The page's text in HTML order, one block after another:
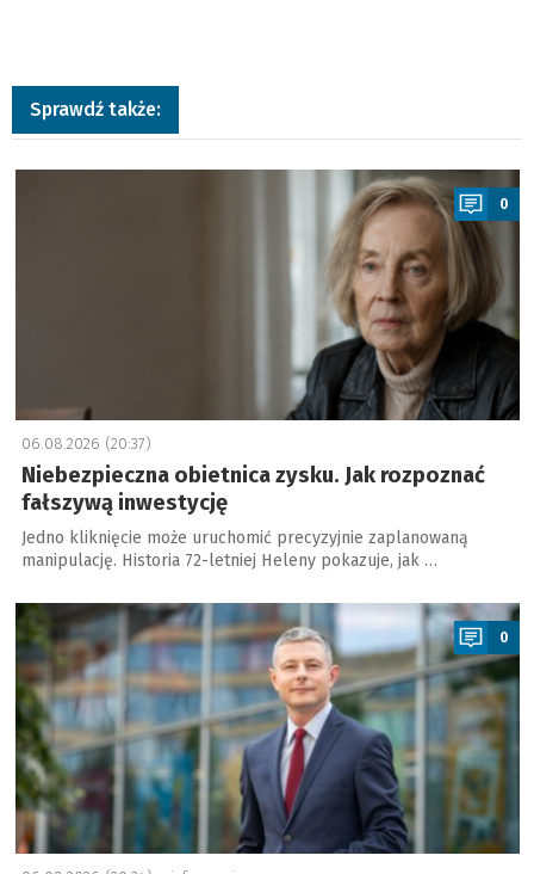
Sprawdź także:
a
0
06.08.2026 (20:37)
Niebezpieczna obietnica zysku. Jak rozpoznać
fałszywą inwestycję
Jedno kliknięcie może uruchomić precyzyjnie zaplanowaną
manipulację. Historia 72-letniej Heleny pokazuje, jak …
a
0